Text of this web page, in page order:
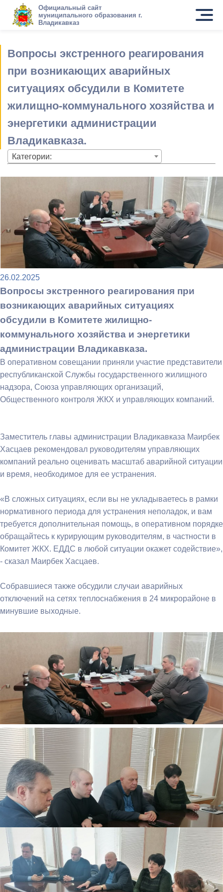
Официальный сайт
муниципального образования г.
Владикавказ
Вопросы экстренного реагирования
при возникающих аварийных
ситуациях обсудили в Комитете
жилищно-коммунального хозяйства и
энергетики администрации
Владикавказа.
Категории:
26.02.2025
Вопросы экстренного реагирования при
возникающих аварийных ситуациях
обсудили в Комитете жилищно-
коммунального хозяйства и энергетики
администрации Владикавказа.
В оперативном совещании приняли участие представители
республиканской Службы государственного жилищного
надзора, Союза управляющих организаций,
Общественного контроля ЖКХ и управляющих компаний.
Заместитель главы администрации Владикавказа Маирбек
Хасцаев рекомендовал руководителям управляющих
компаний реально оценивать масштаб аварийной ситуации
и время, необходимое для ее устранения.
«В сложных ситуациях, если вы не укладываетесь в рамки
нормативного периода для устранения неполадок, и вам
требуется дополнительная помощь, в оперативном порядке
обращайтесь к курирующим руководителям, в частности в
Комитет ЖКХ. ЕДДС в любой ситуации окажет содействие»,
- сказал Маирбек Хасцаев.
Собравшиеся также обсудили случаи аварийных
отключений на сетях теплоснабжения в 24 микрорайоне в
минувшие выходные.